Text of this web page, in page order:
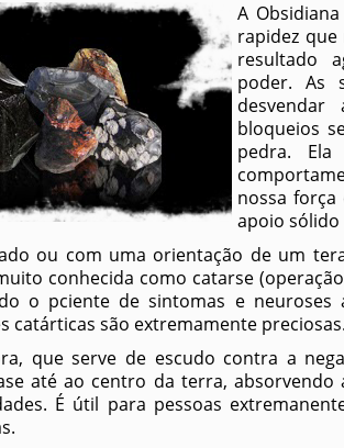
A
rapidez
resultado
poder. As
desvendar
bloqueios
pedra.
nossa
apoio sólido
ou com uma orientação de um
conhecida como catarse
o pciente de sintomas e
catárticas são extremamente
que serve de escudo contra a
até ao centro da terra, absorvendo
É útil para pessoas